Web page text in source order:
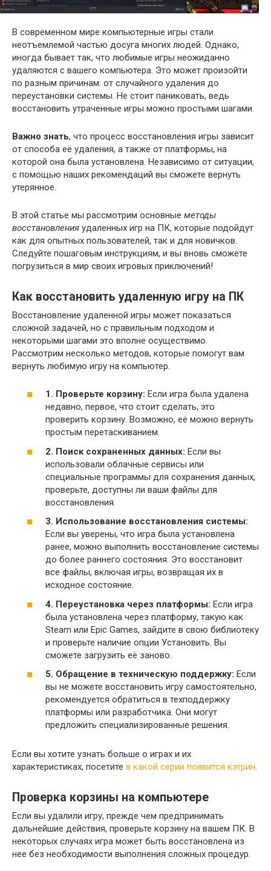
В современном мире компьютерные игры стали
неотъемлемой частью досуга многих людей. Однако,
иногда бывает так, что любимые игры неожиданно
удаляются с вашего компьютера. Это может произойти
по разным причинам: от случайного удаления до
переустановки системы. Не стоит паниковать, ведь
восстановить утраченные игры можно простыми шагами.
Важно знать, что процесс восстановления игры зависит
от способа её удаления, а также от платформы, на
которой она была установлена. Независимо от ситуации,
с помощью наших рекомендаций вы сможете вернуть
утерянное.
В этой статье мы рассмотрим основные методы
восстановления удаленных игр на ПК, которые подойдут
как для опытных пользователей, так и для новичков.
Следуйте пошаговым инструкциям, и вы вновь сможете
погрузиться в мир своих игровых приключений!
Как восстановить удаленную игру на ПК
Восстановление удаленной игры может показаться
сложной задачей, но с правильным подходом и
некоторыми шагами это вполне осуществимо.
Рассмотрим несколько методов, которые помогут вам
вернуть любимую игру на компьютер.
1. Проверьте корзину: Если игра была удалена
недавно, первое, что стоит сделать, это
проверить корзину. Возможно, её можно вернуть
простым перетаскиванием.
2. Поиск сохраненных данных: Если вы
использовали облачные сервисы или
специальные программы для сохранения данных,
проверьте, доступны ли ваши файлы для
восстановления.
3. Использование восстановления системы:
Если вы уверены, что игра была установлена
ранее, можно выполнить восстановление системы
до более раннего состояния. Это восстановит
все файлы, включая игры, возвращая их в
исходное состояние.
4. Переустановка через платформы: Если игра
была установлена через платформу, такую как
Steam или Epic Games, зайдите в свою библиотеку
и проверьте наличие опции Установить. Вы
сможете загрузить её заново.
5. Обращение в техническую поддержку: Если
вы не можете восстановить игру самостоятельно,
рекомендуется обратиться в техподдержку
платформы или разработчика. Они могут
предложить специализированные решения.
Если вы хотите узнать больше о играх и их
характеристиках, посетите в какой серии появится кэтрин.
Проверка корзины на компьютере
Если вы удалили игру, прежде чем предпринимать
дальнейшие действия, проверьте корзину на вашем ПК. В
некоторых случаях игра может быть восстановлена из
нее без необходимости выполнения сложных процедур.